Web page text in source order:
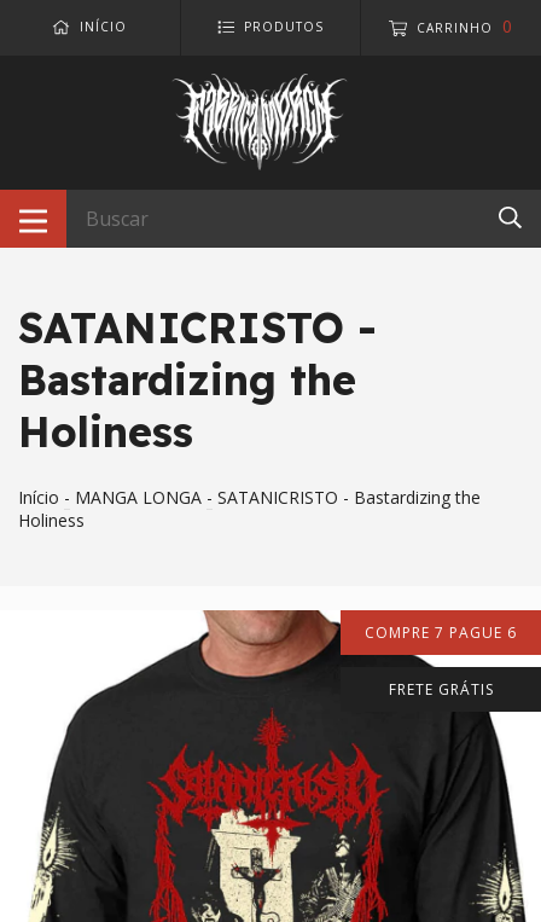
INÍCIO PRODUTOS CARRINHO 0
SATANICRISTO -
Bastardizing the
Holiness
Início - MANGA LONGA - SATANICRISTO - Bastardizing the
Holiness
COMPRE 7 PAGUE 6
FRETE GRÁTIS